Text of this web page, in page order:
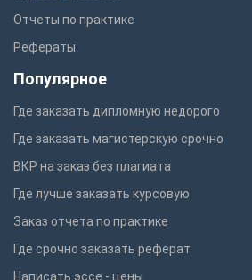
Отчеты по практике
Рефераты
Популярное
Где заказать дипломную недорого
Где заказать магистерскую срочно
ВКР на заказ без плагиата
Где лучше заказать курсовую
Заказ отчета по практике
Где срочно заказать реферат
Написать эссе - цены